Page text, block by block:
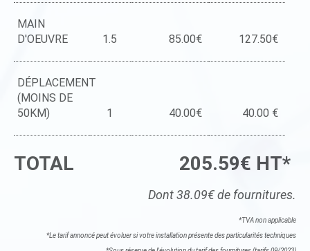
MAIN
D'OEUVRE
1.5 85.00€ 127.50€
DÉPLACEMENT
(MOINS DE
50KM)
1 40.00€ 40.00 €
TOTAL 205.59€ HT*
Dont 38.09€ de fournitures.
*TVA non applicable
*Le tarif annoncé peut évoluer si votre installation présente des particularités techniques